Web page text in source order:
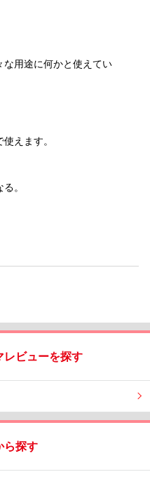
な用途に何かと使えてい
えます。
。
レビューを探す
ら探す